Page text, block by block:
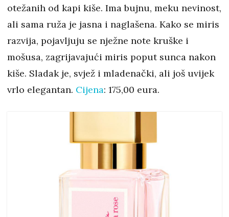
otežanih od kapi kiše. Ima bujnu, meku nevinost,
ali sama ruža je jasna i naglašena. Kako se miris
razvija, pojavljuju se nježne note kruške i
mošusa, zagrijavajući miris poput sunca nakon
kiše. Sladak je, svjež i mladenački, ali još uvijek
vrlo elegantan. Cijena: 175,00 eura.